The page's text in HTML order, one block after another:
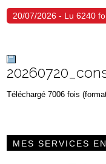
20/07/2026 - Lu 6240
Téléchargé 7006 fois
MES SERVICES